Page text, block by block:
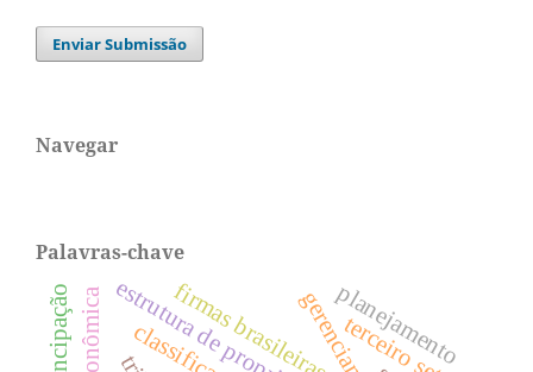
Enviar Submissão
Navegar
Palavras-chave
firmas brasileiras.planejamento